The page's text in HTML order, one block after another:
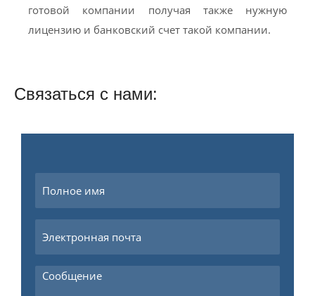
готовой компании получая также нужную
лицензию и банковский счет такой компании.
Связаться с нами: